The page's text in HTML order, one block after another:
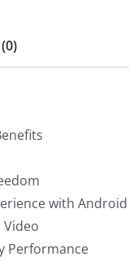
with
Video
Performance